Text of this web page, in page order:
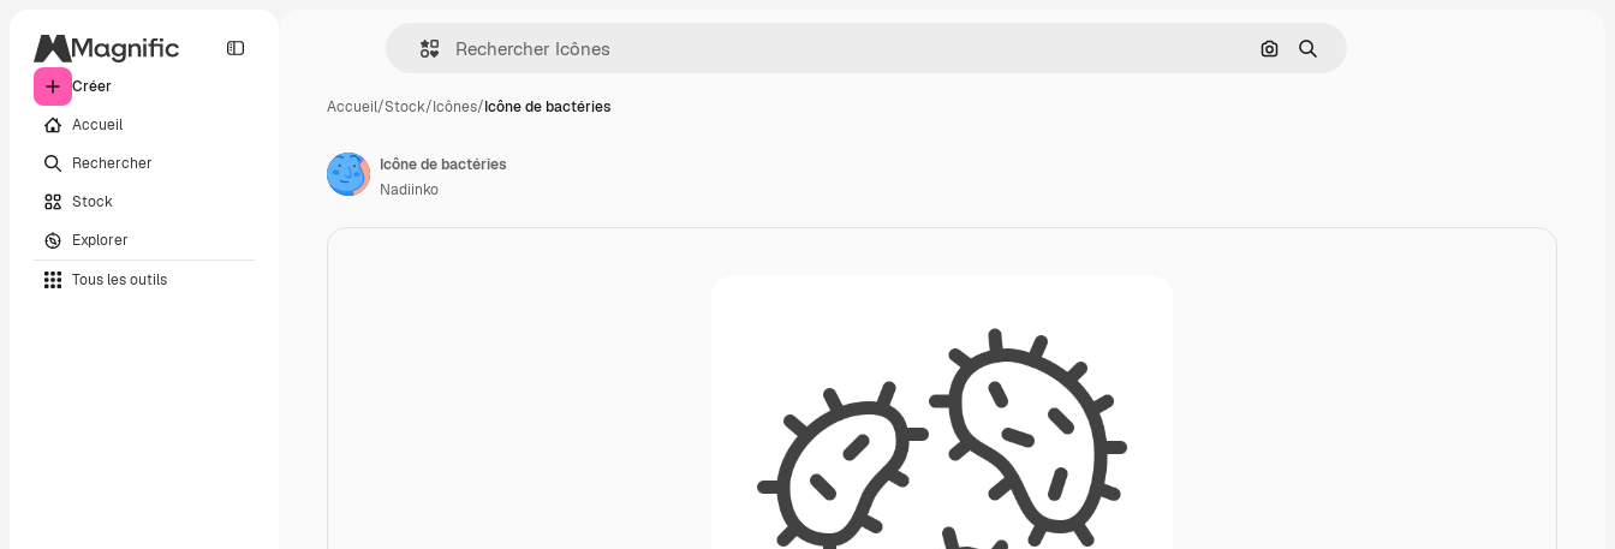
Créer
Accueil
Rechercher
Stock
Explorer
Tous les outils
Rechercher par image
Rechercher
Accueil/Stock/Icônes/Icône de bactéries
Icône de bactéries
Nadiinko